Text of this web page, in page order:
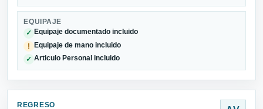
EQUIPAJE
✓ Equipaje documentado incluido
! Equipaje de mano incluido
✓ Articulo Personal incluido
REGRESO